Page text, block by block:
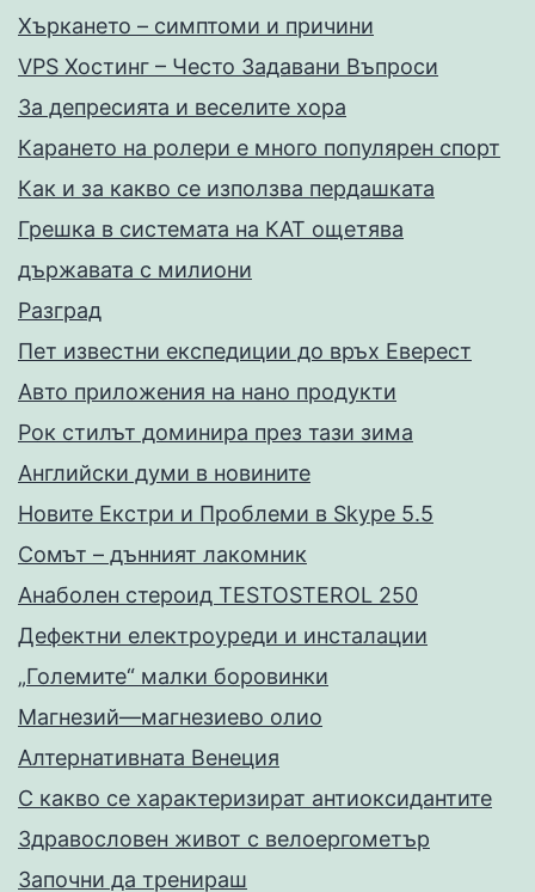
Хъркането – симптоми и причини
VPS Хостинг – Често Задавани Въпроси
За депресията и веселите хора
Карането на ролери е много популярен спорт
Как и за какво се използва пердашката
Грешка в системата на КАТ ощетява
държавата с милиони
Разград
Пет известни експедиции до връх Еверест
Авто приложения на нано продукти
Рок стилът доминира през тази зима
Английски думи в новините
Новите Екстри и Проблеми в Skype 5.5
Сомът – дънният лакомник
Анаболен стероид TESTOSTEROL 250
Дефектни електроуреди и инсталации
„Големите“ малки боровинки
Магнезий—магнезиево олио
Алтернативната Венеция
С какво се характеризират антиоксидантите
Здравословен живот с велоергометър
Запoчни да тренираш